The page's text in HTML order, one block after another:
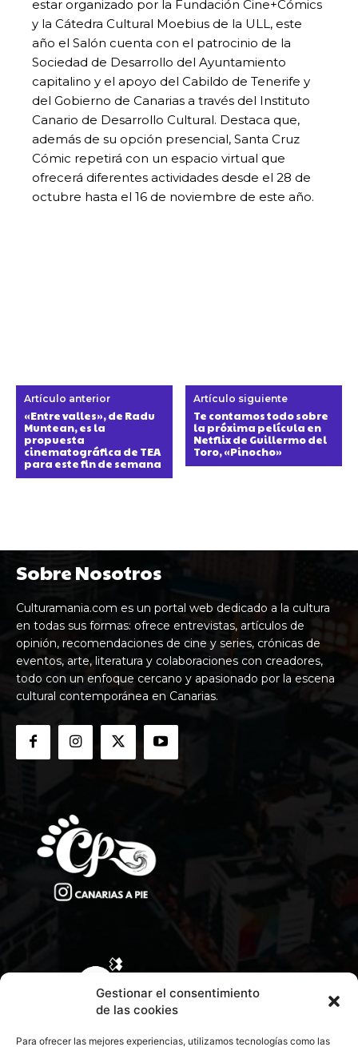
Gestionar el consentimiento
de las cookies
Para ofrecer las mejores experiencias, utilizamos tecnologías como las
estar organizado por la Fundación Cine+Cómics
y la Cátedra Cultural Moebius de la ULL, este
año el Salón cuenta con el patrocinio de la
Sociedad de Desarrollo del Ayuntamiento
capitalino y el apoyo del Cabildo de Tenerife y
del Gobierno de Canarias a través del Instituto
Canario de Desarrollo Cultural. Destaca que,
además de su opción presencial, Santa Cruz
Cómic repetirá con un espacio virtual que
ofrecerá diferentes actividades desde el 28 de
octubre hasta el 16 de noviembre de este año.
Artículo anterior
«Entre valles», de Radu
Muntean, es la
propuesta
cinematográfica de TEA
para este fin de semana
Artículo siguiente
Te contamos todo sobre
la próxima película en
Netflix de Guillermo del
Toro, «Pinocho»
Sobre Nosotros
Culturamania.com es un portal web dedicado a la cultura
en todas sus formas: ofrece entrevistas, artículos de
opinión, recomendaciones de cine y series, crónicas de
eventos, arte, literatura y colaboraciones con creadores,
todo con un enfoque cercano y apasionado por la escena
cultural contemporánea en Canarias.